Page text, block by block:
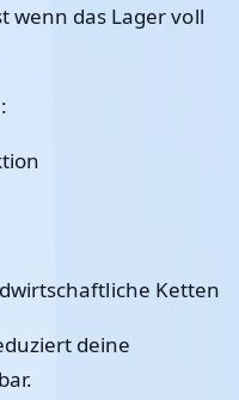
wenn das Lager voll
Ketten
deine